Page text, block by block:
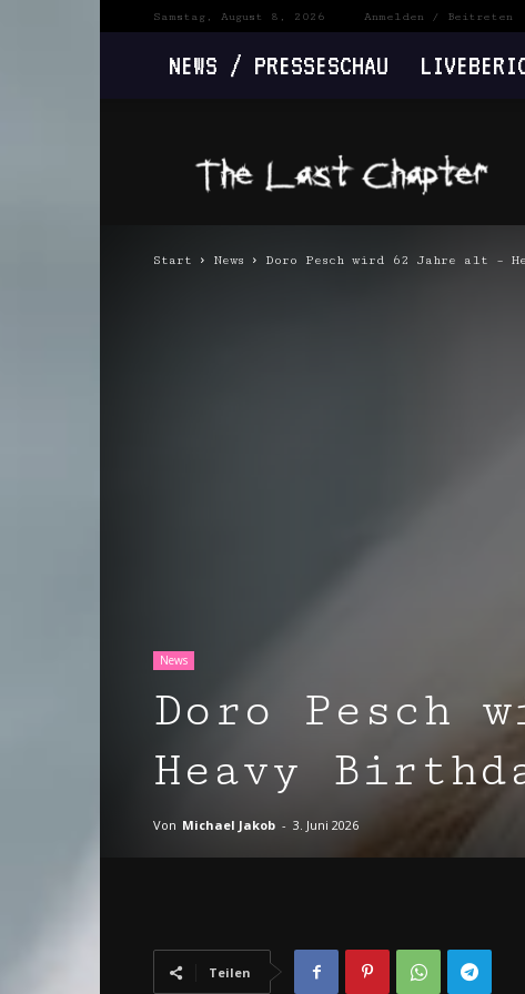
Samstag, August 8, 2026 Anmelden / Beitreten
NEWS / PRESSESCHAU
Last
Chapter
Start News Doro Pesch wird 62 Jahre alt –
News
Doro Pesch
Heavy
Von Michael Jakob - 3. Juni 2026
Teilen